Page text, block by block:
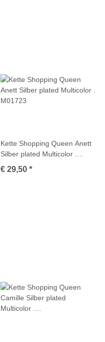
Kette Shopping Queen Anett
Silber plated Multicolor .
M01723
€ 29,50 *